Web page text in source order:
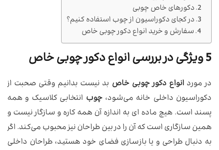
دکورهای خاص چوبی
در کجای دکوراسیون از چوب استفاده کنیم؟
سفارش و خرید انواع دکور چوبی خاص
5 ویژگی در بررسی انواع دکور چوبی خاص
در مورد انواع دکور چوبی خاص بد نیست بدانیم وقتی صحبت از
دکوراسیون داخلی خانه می‌شود،چوب انتخابی کلاسیک و همه
پسند است. هیچ ماده ‌ای به اندازه آن همه کاره و سازگار نیست و
همین سازگاری است که آن را در بین طراحان نیز محبوب می‌کند. اگر
به دنبال طراحی و یا بازسازی فضای خود هستید، طراحان داخلی